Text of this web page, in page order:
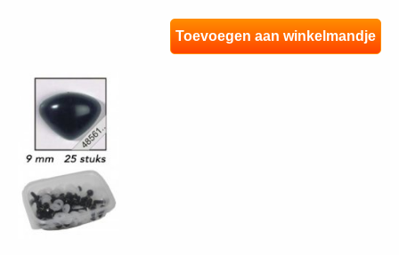
Toevoegen aan winkelmandje